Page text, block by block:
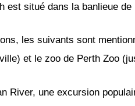
est situé dans la banlieue de
les suivants sont
et le zoo de Perth Zoo
River, une excursion